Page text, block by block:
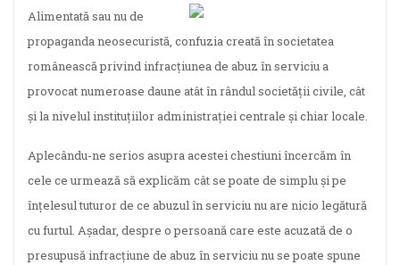
Alimentată sau nu de
propaganda neosecuristă, confuzia creată în societatea
românească privind infracțiunea de abuz în serviciu a
provocat numeroase daune atât în rândul societății civile, cât
și la nivelul instituțiilor administrației centrale și chiar locale.
Aplecându-ne serios asupra acestei chestiuni încercăm în
cele ce urmează să explicăm cât se poate de simplu și pe
înțelesul tuturor de ce abuzul în serviciu nu are nicio legătură
cu furtul. Așadar, despre o persoană care este acuzată de o
presupusă infracțiune de abuz în serviciu nu se poate spune